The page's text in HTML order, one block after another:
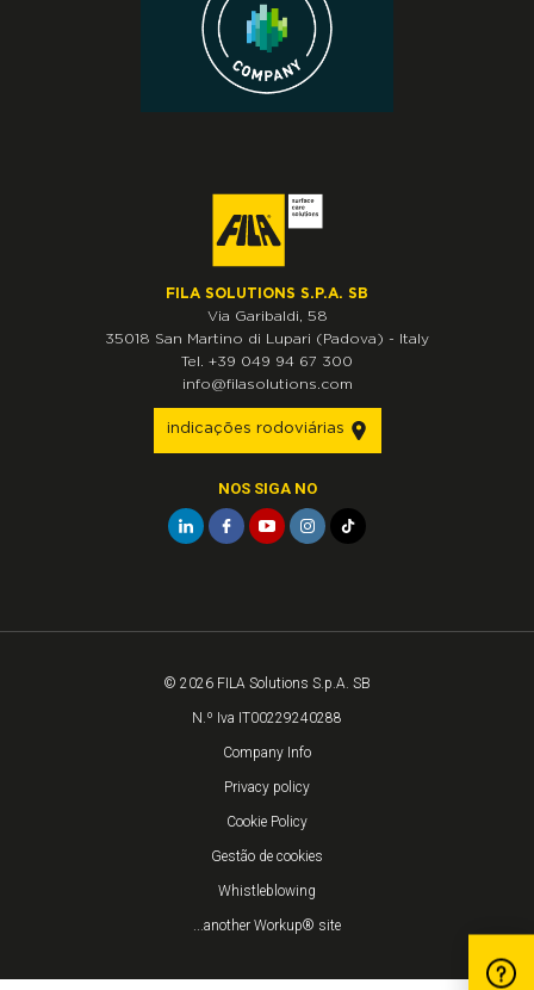
FILA SOLUTIONS S.P.A. SB
Via Garibaldi, 58
35018 San Martino di Lupari (Padova) - Italy
Tel. +39 049 94 67 300
info@filasolutions.com
indicações rodoviárias
NOS SIGA NO
© 2026 FILA Solutions S.p.A. SB
N.º Iva IT00229240288
Company Info
Privacy policy
Cookie Policy
Gestão de cookies
Whistleblowing
...another Workup® site